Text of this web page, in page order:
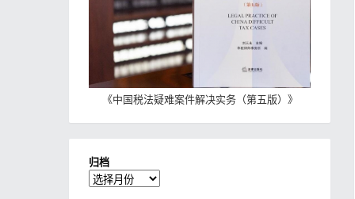
《中国税法疑难案件解决实务（第五版） 》
归档
归
档